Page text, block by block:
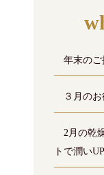
年末のご
３月のお
2月の乾
トで潤いUP